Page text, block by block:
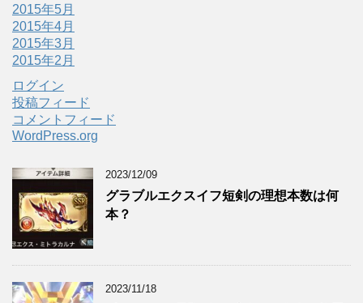
2015年5月
2015年4月
2015年3月
2015年2月
ログイン
投稿フィード
コメントフィード
WordPress.org
2023/12/09
グラブルエクスイフ短剣の理想本数は何
本？
2023/11/18